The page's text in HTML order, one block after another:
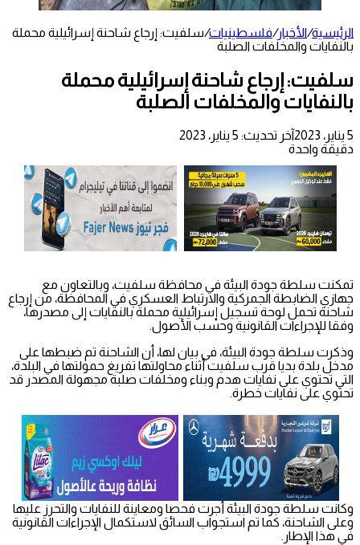
الرئيسية/الأخبار/فلسطينيات/سلفيت: إرجاع شاحنة إسرائيلية محملة
بالنفايات والمخلفات الصلبة
سلفيت: إرجاع شاحنة إسرائيلية محملة
بالنفايات والمخلفات الصلبة
5 يناير، 2023
آخر تحديث: 5 يناير، 2023
دقيقة واحدة
تمكنت سلطة جودة البيئة في محافظة سلفيت، وبالتعاون مع
جهازي الضابطة الجمركية والارتباط العسكري في المحافظة، من إرجاع
شاحنة تحمل لوحة تسجيل إسرائيلية محملة بالنفايات إلى مصدرها،
وفقا للإجراءات القانونية وحسب الأصول.
وذكرت سلطة جودة البيئة، في بيان لها، أن الشاحنة تم ضبطها على
مدخل بلدة بديا قرب سلفيت أثناء محاولتها تفريغ حمولتها في البلدة،
التي تحتوي على نفايات هدم وبناء ومخلفات صلبة مجهولة المصدر قد
تحتوي على نفايات خطرة.
وكانت سلطة جودة البيئة أجرت فحصا ومعاينة للنفايات والتحرز عليها
وعلى الشاحنة، كما تم استجواب السائق لاستكمال الإجراءات القانونية
في هذا الإطار.